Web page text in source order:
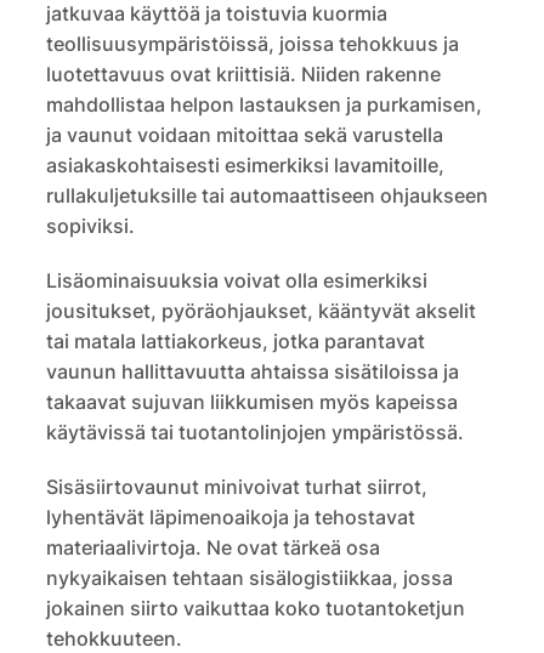
jatkuvaa käyttöä ja toistuvia kuormia
teollisuusympäristöissä, joissa tehokkuus ja
luotettavuus ovat kriittisiä. Niiden rakenne
mahdollistaa helpon lastauksen ja purkamisen,
ja vaunut voidaan mitoittaa sekä varustella
asiakaskohtaisesti esimerkiksi lavamitoille,
rullakuljetuksille tai automaattiseen ohjaukseen
sopiviksi.
Lisäominaisuuksia voivat olla esimerkiksi
jousitukset, pyöräohjaukset, kääntyvät akselit
tai matala lattiakorkeus, jotka parantavat
vaunun hallittavuutta ahtaissa sisätiloissa ja
takaavat sujuvan liikkumisen myös kapeissa
käytävissä tai tuotantolinjojen ympäristössä.
Sisäsiirtovaunut minivoivat turhat siirrot,
lyhentävät läpimenoaikoja ja tehostavat
materiaalivirtoja. Ne ovat tärkeä osa
nykyaikaisen tehtaan sisälogistiikkaa, jossa
jokainen siirto vaikuttaa koko tuotantoketjun
tehokkuuteen.